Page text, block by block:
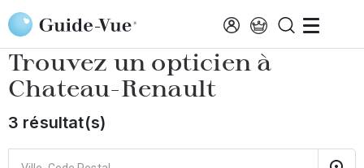
Aller au contenu principal
Accueil Choisir mon opticien Chateau-Renault
Trouvez un opticien à
Chateau-Renault
3 résultat(s)